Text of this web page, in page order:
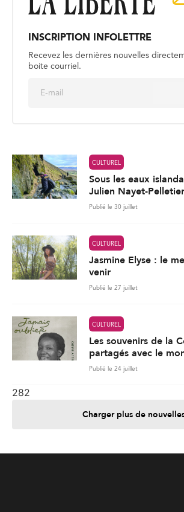
INSCRIPTION INFOLETTRE
Recevez les dernières nouvelles
boite courriel.
CULTUREL
Sous les eaux
Julien Nayet-Pelletier
Publié le 30 juillet
CULTUREL
Jasmine Elyse : le
venir
Publié le 27 juillet
CULTUREL
Les souvenirs de la
partagés avec le
Publié le 24 juillet
282
Charger plus de